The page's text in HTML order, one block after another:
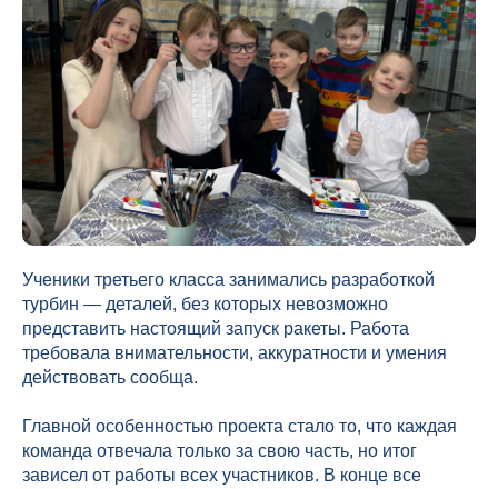
Ученики третьего класса занимались разработкой
турбин — деталей, без которых невозможно
представить настоящий запуск ракеты. Работа
требовала внимательности, аккуратности и умения
действовать сообща.
Главной особенностью проекта стало то, что каждая
команда отвечала только за свою часть, но итог
зависел от работы всех участников. В конце все